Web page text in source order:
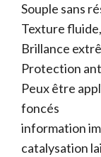
Souple sans
Texture
Brillance
Protection
Peux être
foncés
information
catalysation